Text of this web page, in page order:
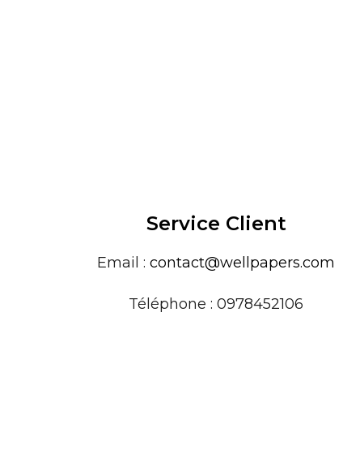
Service Client
Email :contact@wellpapers.com
Téléphone : 0978452106